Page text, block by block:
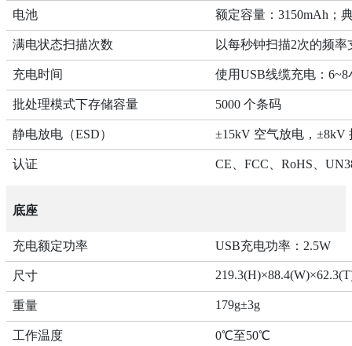
电池 额定容量：3150mAh；
满电状态扫描次数 以每秒钟扫描2次的频率
充电时间 使用USB线缆充电：6~8
批处理模式下存储容量 5000 个条码
静电放电（ESD） ±15kV 空气放电，±8kV
认证 CE、FCC、RoHS、
底座
充电额定功率 USB充电功率：2.5W
尺寸
重量 179g±3g
工作温度 0℃至50℃